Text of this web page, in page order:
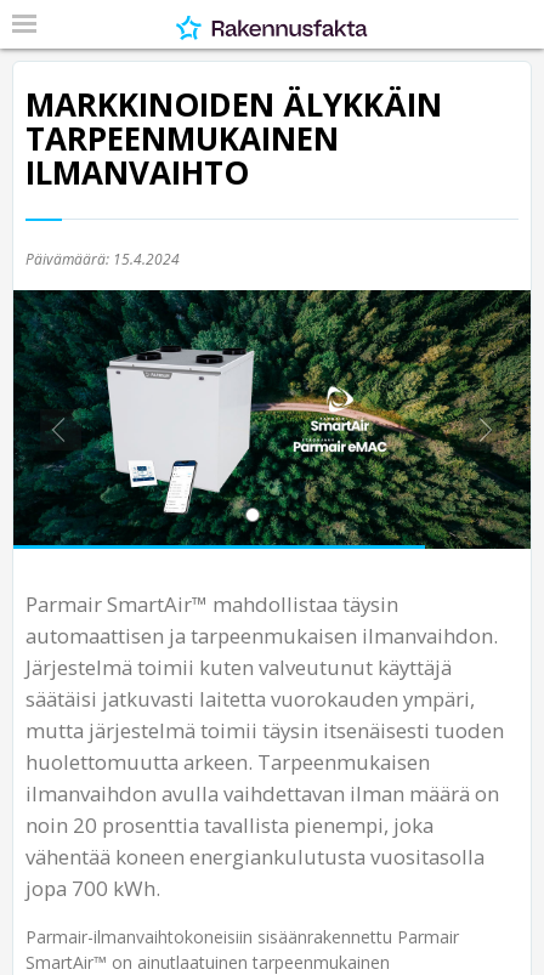
MARKKINOIDEN ÄLYKKÄIN
TARPEENMUKAINEN
ILMANVAIHTO
Päivämäärä: 15.4.2024
Previous Next
Parmair SmartAir™ mahdollistaa täysin
automaattisen ja tarpeenmukaisen ilmanvaihdon.
Järjestelmä toimii kuten valveutunut käyttäjä
säätäisi jatkuvasti laitetta vuorokauden ympäri,
mutta järjestelmä toimii täysin itsenäisesti tuoden
huolettomuutta arkeen. Tarpeenmukaisen
ilmanvaihdon avulla vaihdettavan ilman määrä on
noin 20 prosenttia tavallista pienempi, joka
vähentää koneen energiankulutusta vuositasolla
jopa 700 kWh.
Parmair-ilmanvaihtokoneisiin sisäänrakennettu Parmair
SmartAir™ on ainutlaatuinen tarpeenmukainen